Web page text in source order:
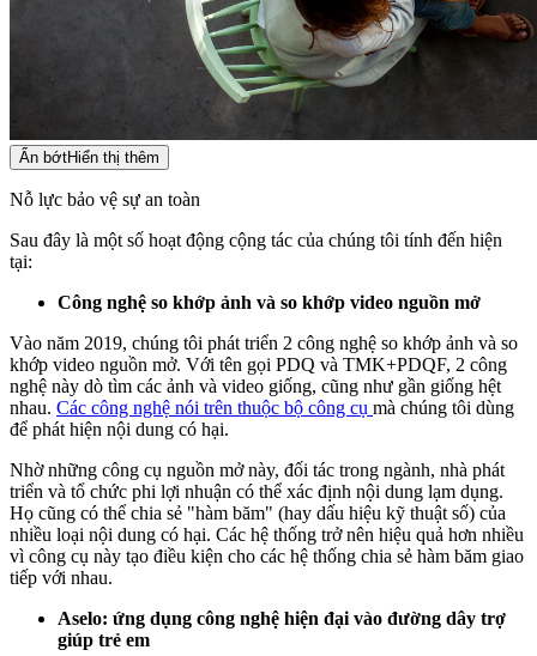
Ẩn bớtHiển thị thêm
Nỗ lực bảo vệ sự an toàn
Sau đây là một số hoạt động cộng tác của chúng tôi tính đến hiện
tại:
Công nghệ so khớp ảnh và so khớp video nguồn mở
Vào năm 2019, chúng tôi phát triển 2 công nghệ so khớp ảnh và so
khớp video nguồn mở. Với tên gọi PDQ và TMK+PDQF, 2 công
nghệ này dò tìm các ảnh và video giống, cũng như gần giống hệt
nhau. Các công nghệ nói trên thuộc bộ công cụ mà chúng tôi dùng
để phát hiện nội dung có hại.
Nhờ những công cụ nguồn mở này, đối tác trong ngành, nhà phát
triển và tổ chức phi lợi nhuận có thể xác định nội dung lạm dụng.
Họ cũng có thể chia sẻ "hàm băm" (hay dấu hiệu kỹ thuật số) của
nhiều loại nội dung có hại. Các hệ thống trở nên hiệu quả hơn nhiều
vì công cụ này tạo điều kiện cho các hệ thống chia sẻ hàm băm giao
tiếp với nhau.
Aselo: ứng dụng công nghệ hiện đại vào đường dây trợ
giúp trẻ em